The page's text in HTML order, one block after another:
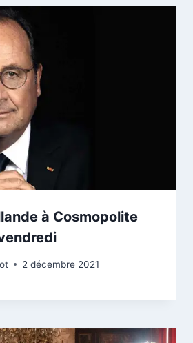
à Cosmopolite
2 décembre 2021